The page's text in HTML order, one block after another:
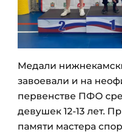
Медали
завоевали и на
первенстве ПФО
девушек 12-13 лет.
памяти мастера